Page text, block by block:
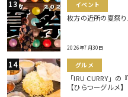
イベント
枚方の近所の夏祭
2026年7月30日
グルメ
「IRU CURRY」の
【ひらつーグルメ】